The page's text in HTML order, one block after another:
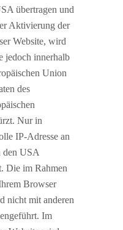
übertragen und
Aktivierung der
Website, wird
jedoch innerhalb
Union
des
Nur in
IP-Adresse an
den USA
Die im Rahmen
Browser
nicht mit anderen
Im